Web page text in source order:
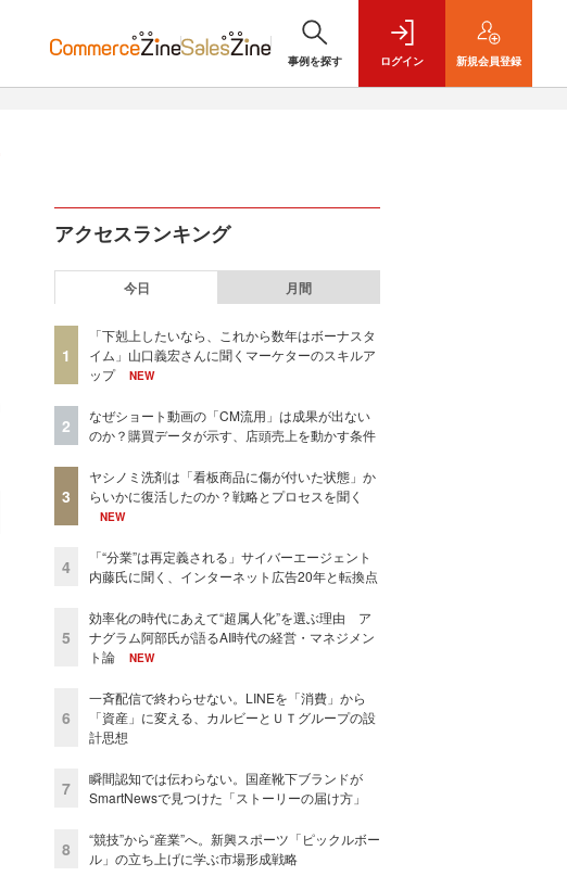
事例を探す ログイン 新規会員登録
アクセスランキング
今日 月間
1
「下剋上したいなら、これから数年はボーナスタ
イム」山口義宏さんに聞くマーケターのスキルア
ップ
NEW
2
なぜショート動画の「CM流用」は成果が出ない
のか？購買データが示す、店頭売上を動かす条件
3
ヤシノミ洗剤は「看板商品に傷が付いた状態」か
らいかに復活したのか？戦略とプロセスを聞く
NEW
4
「“分業”は再定義される」サイバーエージェント
内藤氏に聞く、インターネット広告20年と転換点
5
効率化の時代にあえて“超属人化”を選ぶ理由 ア
ナグラム阿部氏が語るAI時代の経営・マネジメン
ト論
NEW
6
一斉配信で終わらせない。LINEを「消費」から
「資産」に変える、カルビーとＵＴグループの設
計思想
7
瞬間認知では伝わらない。国産靴下ブランドが
SmartNewsで見つけた「ストーリーの届け方」
8
“競技”から“産業”へ。新興スポーツ「ピックルボー
ル」の立ち上げに学ぶ市場形成戦略